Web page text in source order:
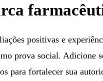
positivas e
prova social. Adicione
para fortalecer sua